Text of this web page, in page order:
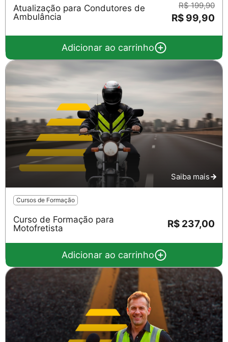
Atualização para Condutores de
Ambulância
R$ 199,90
R$ 99,90
Adicionar ao carrinho
Saiba mais
Cursos de Formação
Curso de Formação para
Motofretista
R$ 237,00
Adicionar ao carrinho